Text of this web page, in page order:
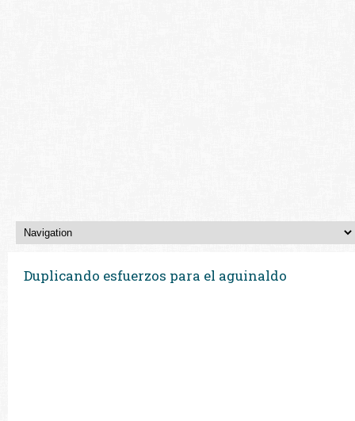
Duplicando esfuerzos para el aguinaldo